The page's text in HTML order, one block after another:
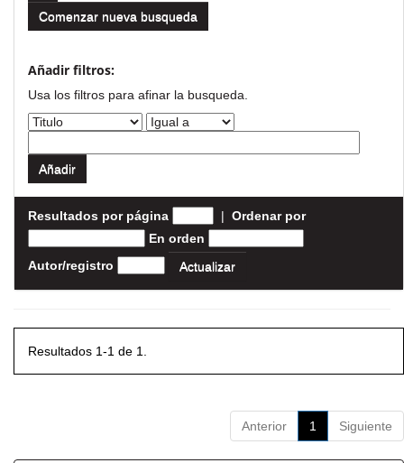
Comenzar nueva busqueda
Añadir filtros:
Usa los filtros para afinar la busqueda.
Resultados por página | Ordenar por
En orden
Autor/registro
Resultados 1-1 de 1.
Anterior 1 Siguiente